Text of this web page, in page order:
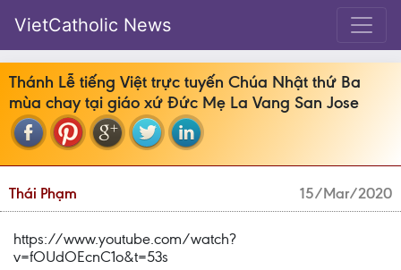
VietCatholic News
Thánh Lễ tiếng Việt trực tuyến Chúa Nhật thứ Ba
mùa chay tại giáo xứ Đức Mẹ La Vang San Jose
Thái Phạm 15/Mar/2020
https://www.youtube.com/watch?
v=fOUdOEcnC1o&t=53s